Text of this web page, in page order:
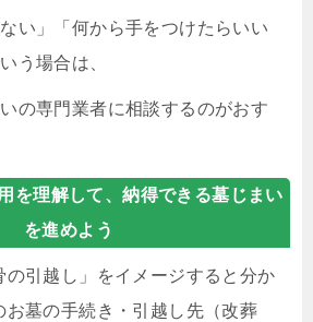
い」「何から手をつけたらいい
う場合は、
の専門業者に相談するのがおす
を理解して、納得できる墓じまい
を進めよう
の引越し」をイメージすると分か
お墓の手続き・引越し先（改葬